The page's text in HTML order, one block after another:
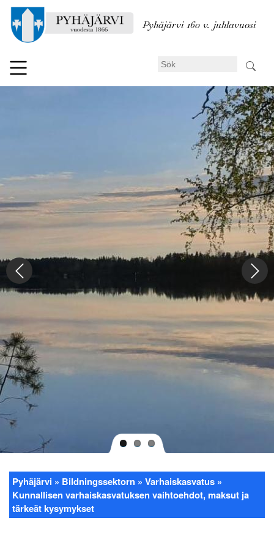
till
Pyhäjärvi 160 v. juhlavuosi
Sök
Länkstig
Pyhäjärvi Bildningssektorn
Varhaiskasvatus
Kunnallisen varhaiskasvatuksen vaihtoehdot, maksut ja
tärkeät kysymykset